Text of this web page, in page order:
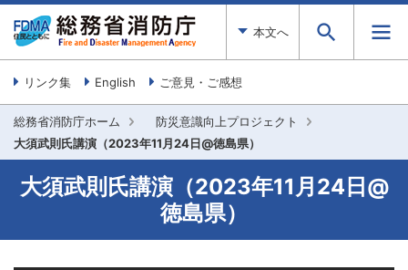
本文へ
リンク集 English ご意見・ご感想
総務省消防庁ホーム
防災意識向上プロジェクト
大須武則氏講演（2023年11月24日@徳島県）
大須武則氏講演（2023年11月24日@
徳島県）